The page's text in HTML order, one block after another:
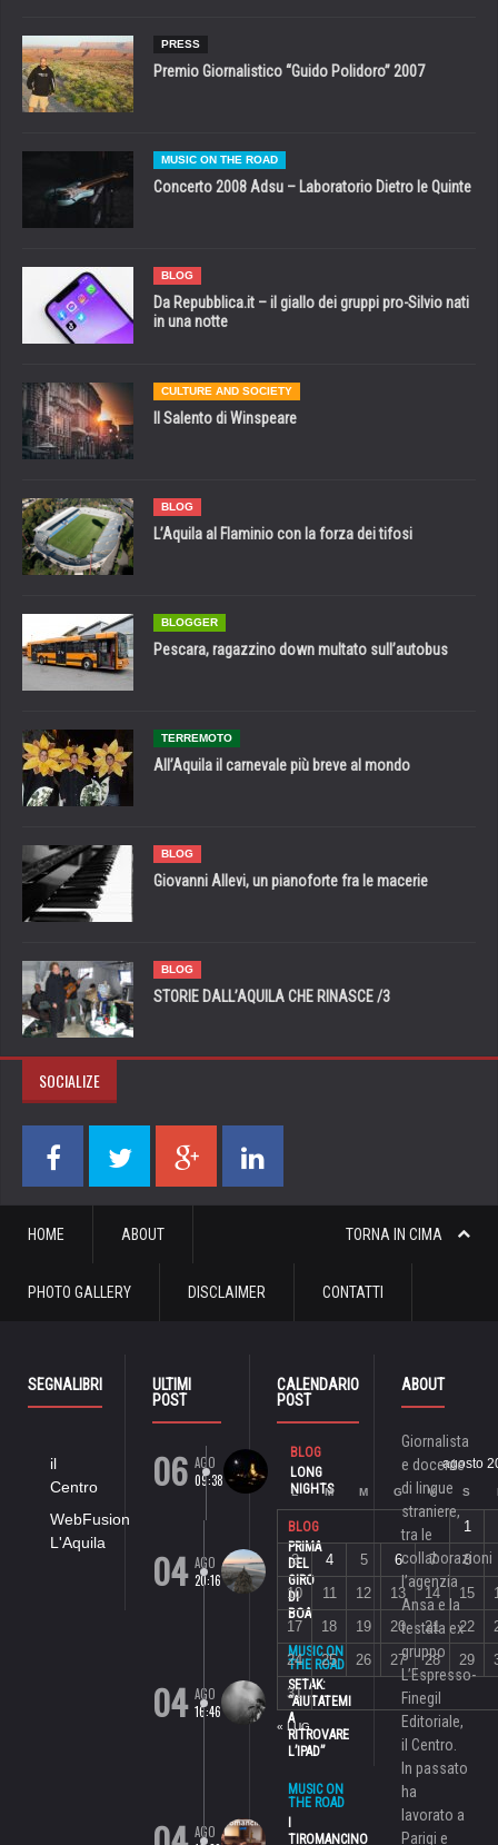
PRESS
Premio Giornalistico “Guido Polidoro” 2007
MUSIC ON THE ROAD
Concerto 2008 Adsu – Laboratorio Dietro le Quinte
BLOG
Da Repubblica.it – il giallo dei gruppi pro-Silvio nati
in una notte
CULTURE AND SOCIETY
Il Salento di Winspeare
BLOG
L’Aquila al Flaminio con la forza dei tifosi
BLOGGER
Pescara, ragazzino down multato sull’autobus
TERREMOTO
All’Aquila il carnevale più breve al mondo
BLOG
Giovanni Allevi, un pianoforte fra le macerie
BLOG
STORIE DALL’AQUILA CHE RINASCE /3
SOCIALIZE
TORNA IN CIMA
HOME ABOUT
PHOTO GALLERY DISCLAIMER CONTATTI
SEGNALIBRI
il
Centro
WebFusion
L'Aquila
ULTIMI
POST
06 AGO
09:38
BLOG
LONG
NIGHTS
04 AGO
20:16
BLOG
PRIMA
DEL
GIRO
DI
BOA
04 AGO
16:46
MUSIC ON
THE ROAD
SETAK:
“AIUTATEMI
A
RITROVARE
L’IPAD”
AGO
MUSIC ON
THE ROAD
I
TIROMANCINO
CALENDARIO
POST
agosto
L M M G V S
« LUG
1
3
4 5 6 7 8
10
11 12 13 14 15
17
18 19 20 21 22
24
25 26 27 28 29
31
ABOUT
Giornalista
e docente
di lingue
straniere,
tra le
collaborazioni
l’agenzia
Ansa e la
testata ex
gruppo
L’Espresso-
Finegil
Editoriale,
il Centro.
In passato
ha
lavorato a
Parigi e